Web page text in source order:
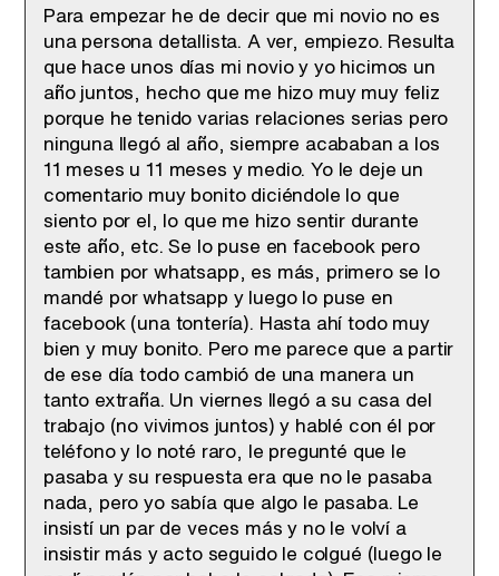
Para empezar he de decir que mi novio no es
una persona detallista. A ver, empiezo. Resulta
que hace unos días mi novio y yo hicimos un
año juntos, hecho que me hizo muy muy feliz
porque he tenido varias relaciones serias pero
ninguna llegó al año, siempre acababan a los
11 meses u 11 meses y medio. Yo le deje un
comentario muy bonito diciéndole lo que
siento por el, lo que me hizo sentir durante
este año, etc. Se lo puse en facebook pero
tambien por whatsapp, es más, primero se lo
mandé por whatsapp y luego lo puse en
facebook (una tontería). Hasta ahí todo muy
bien y muy bonito. Pero me parece que a partir
de ese día todo cambió de una manera un
tanto extraña. Un viernes llegó a su casa del
trabajo (no vivimos juntos) y hablé con él por
teléfono y lo noté raro, le pregunté que le
pasaba y su respuesta era que no le pasaba
nada, pero yo sabía que algo le pasaba. Le
insistí un par de veces más y no le volví a
insistir más y acto seguido le colgué (luego le